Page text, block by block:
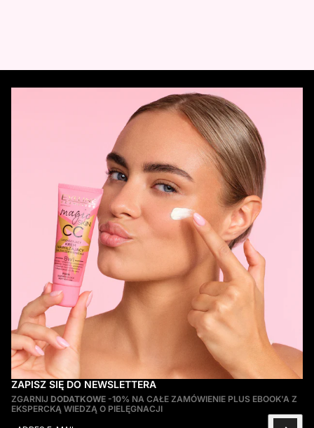
ZAPISZ SIĘ DO NEWSLETTERA
ZGARNIJ DODATKOWE -10% NA CAŁE ZAMÓWIENIE PLUS EBOOK'A Z
EKSPERCKĄ WIEDZĄ O PIELĘGNACJI
Ta strona jest chroniona przez hCaptcha i obowiązują na niej